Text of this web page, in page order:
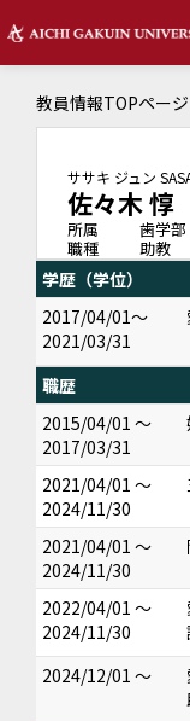
教員情報TOPページ
ササキ ジュン
佐々木 惇
所属
歯学
職種
助教
学歴（学位）
2017/04/01～
2021/03/31
職歴
2015/04/01 ～
2017/03/31
2021/04/01 ～
2024/11/30
2021/04/01 ～
2024/11/30
2022/04/01 ～
2024/11/30
2024/12/01 ～